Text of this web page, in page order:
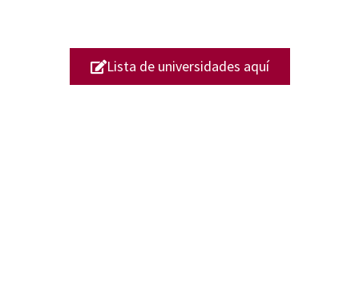
Lista de universidades aquí